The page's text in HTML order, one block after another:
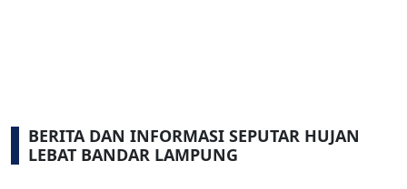
BERITA DAN INFORMASI SEPUTAR HUJAN
LEBAT BANDAR LAMPUNG